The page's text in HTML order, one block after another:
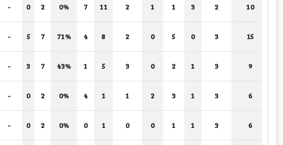
- 0 2 0% 7 11 2 1 1 3 2 10
- 5 7 71% 4 8 2 0 5 0 3 15
- 3 7 43% 1 5 3 0 2 1 3 9
- 0 2 0% 4 1 1 2 3 1 3 6
- 0 2 0% 0 1 0 0 1 1 3 6